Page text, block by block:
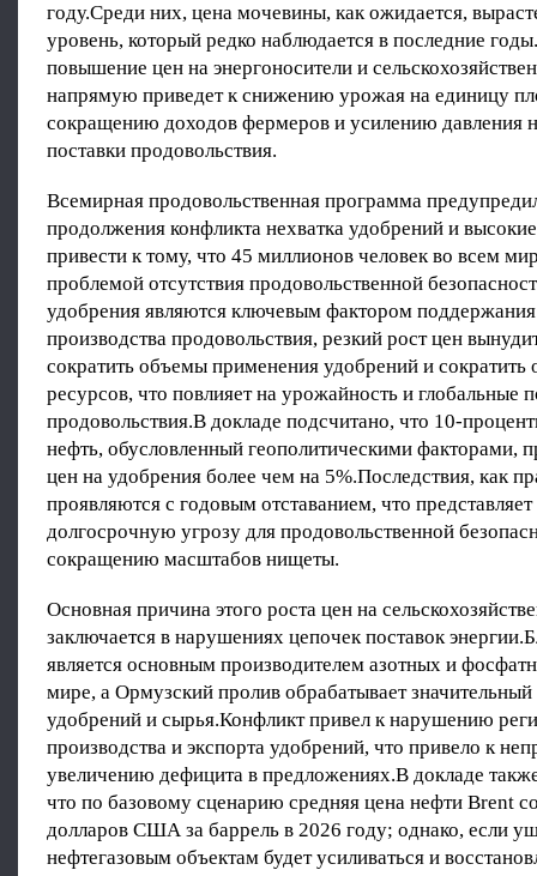
году.Среди них, цена мочевины, как ожидается,
уровень, который редко наблюдается в последние
повышение цен на энергоносители и
напрямую приведет к снижению урожая на единицу
сокращению доходов фермеров и усилению давления
поставки продовольствия.
Всемирная продовольственная программа
продолжения конфликта нехватка удобрений и
привести к тому, что 45 миллионов человек во всем
проблемой отсутствия продовольственной
удобрения являются ключевым фактором поддержания
производства продовольствия, резкий рост цен
сократить объемы применения удобрений и
ресурсов, что повлияет на урожайность и глобальные
продовольствия.В докладе подсчитано, что 10-
нефть, обусловленный геополитическими факторами,
цен на удобрения более чем на 5%.Последствия, как
проявляются с годовым отставанием, что
долгосрочную угрозу для продовольственной
сокращению масштабов нищеты.
Основная причина этого роста цен на
заключается в нарушениях цепочек поставок
является основным производителем азотных и
мире, а Ормузский пролив обрабатывает
удобрений и сырья.Конфликт привел к нарушению
производства и экспорта удобрений, что привело к
увеличению дефицита в предложениях.В докладе
что по базовому сценарию средняя цена нефти Brent
долларов США за баррель в 2026 году; однако, если
нефтегазовым объектам будет усиливаться и